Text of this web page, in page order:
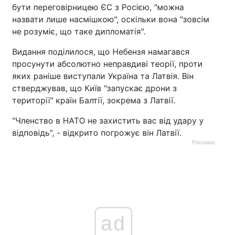
бути переговірницею ЄС з Росією, "можна
назвати лише насмішкою", оскільки вона "зовсім
не розуміє, що таке дипломатія".
Видання поділилося, що Небензя намагався
просунути абсолютно неправдиві теорії, проти
яких раніше виступали Україна та Латвія. Він
стверджував, що Київ "запускає дрони з
території" країн Балтії, зокрема з Латвії.
"Членство в НАТО не захистить вас від удару у
відповідь", - відкрито погрожує він Латвії.
Реклама
ad